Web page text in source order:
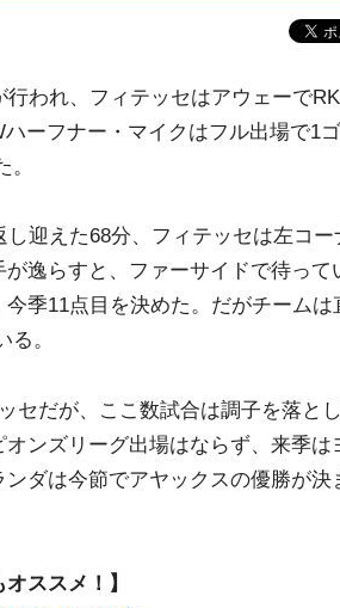
われ、フィテッセはアウェーで
ーフナー・マイクはフル出場で1
迎えた68分、フィテッセは左コー
逸らすと、ファーサイドで待って
季11点目を決めた。だがチームは
。
セだが、ここ数試合は調子を落と
ンズリーグ出場はならず、来季は
ダは今節でアヤックスの優勝が決
ススメ！】